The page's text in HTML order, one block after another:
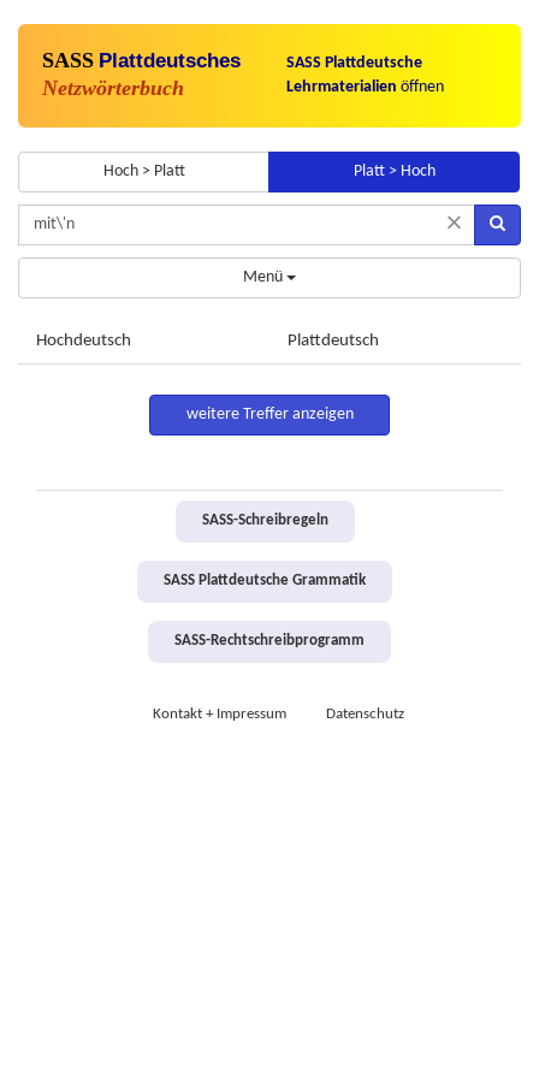
SASS Plattdeutsches
Netzwörterbuch
SASS Plattdeutsche
Lehrmaterialien öffnen
Hoch > Platt Platt > Hoch
×
Menü
Hochdeutsch Plattdeutsch
weitere Treffer anzeigen
SASS-Schreibregeln
SASS Plattdeutsche Grammatik
SASS-Rechtschreibprogramm
Kontakt + Impressum Datenschutz